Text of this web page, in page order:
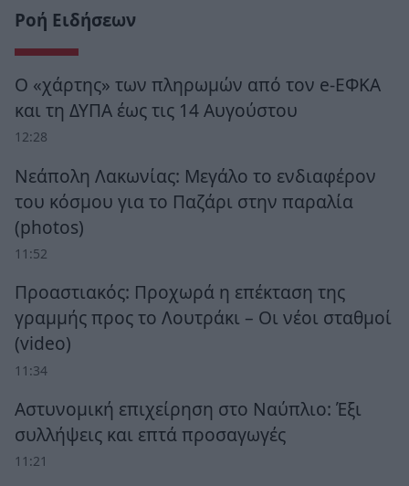
Ροή Ειδήσεων
Ο «χάρτης» των πληρωμών από τον e-ΕΦΚΑ
και τη ΔΥΠΑ έως τις 14 Αυγούστου
12:28
Νεάπολη Λακωνίας: Μεγάλο το ενδιαφέρον
του κόσμου για το Παζάρι στην παραλία
(photos)
11:52
Προαστιακός: Προχωρά η επέκταση της
γραμμής προς το Λουτράκι – Οι νέοι σταθμοί
(video)
11:34
Αστυνομική επιχείρηση στο Ναύπλιο: Έξι
συλλήψεις και επτά προσαγωγές
11:21